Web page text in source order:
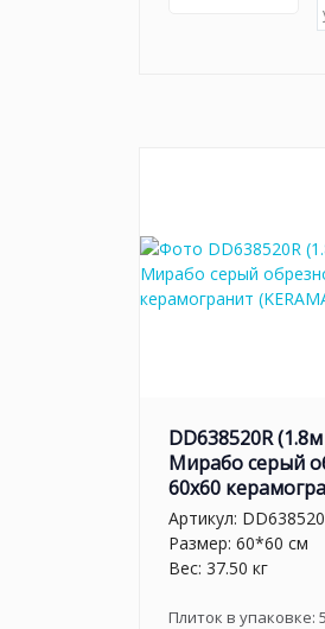
DD638520R
Мирабо серый
60х60
Артикул:
Размер: 60*60 см
Вес: 37.50 кг
Плиток в упаковке: 5